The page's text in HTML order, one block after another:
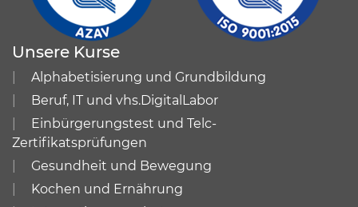
Unsere Kurse
Alphabetisierung und Grundbildung
Beruf, IT und vhs.DigitalLabor
Einbürgerungstest und Telc-
Zertifikatsprüfungen
Gesundheit und Bewegung
Kochen und Ernährung